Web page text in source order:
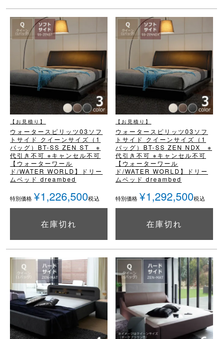
【お見積り】
ウォータースピリッツ03 ソフ
トサイド クイーンサイズ（1
バッグ） BT-SS ZEN ST ※
代引き不可 ※キャンセル不可
【ウォーターワール
ド/WATER WORLD】
ドリー
ムベッド dreambed
特別価格 ¥1,226,500税込
在庫切れ
詳細を見る
【お見積り】
ウォータースピリッツ03 ソフ
トサイド クイーンサイズ（1
バッグ） BT-SS ZEN NDX ※
代引き不可 ※キャンセル不可
【ウォーターワール
ド/WATER WORLD】
ドリー
ムベッド dreambed
特別価格 ¥1,292,500税込
在庫切れ
詳細を見る